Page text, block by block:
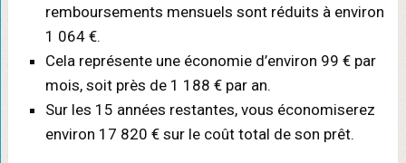
remboursements mensuels sont réduits à environ
1 064 €.
Cela représente une économie d’environ 99 € par
mois, soit près de 1 188 € par an.
Sur les 15 années restantes, vous économiserez
environ 17 820 € sur le coût total de son prêt.